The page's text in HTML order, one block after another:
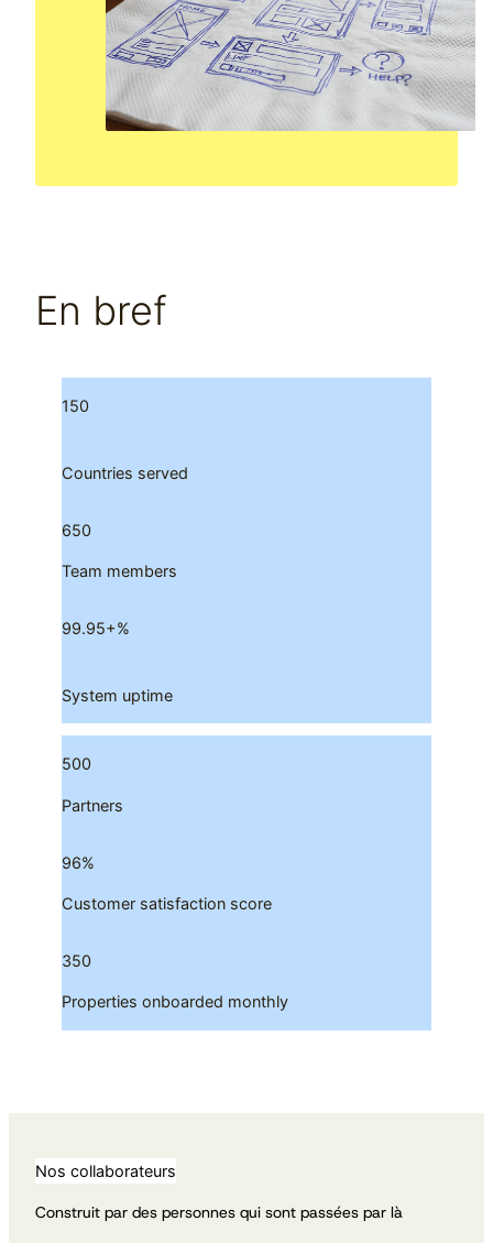
En bref
150
Countries served
650
Team members
99.95+%
System uptime
500
Partners
96%
Customer satisfaction score
350
Properties onboarded monthly
Nos collaborateurs
Construit par des personnes qui sont passées par là